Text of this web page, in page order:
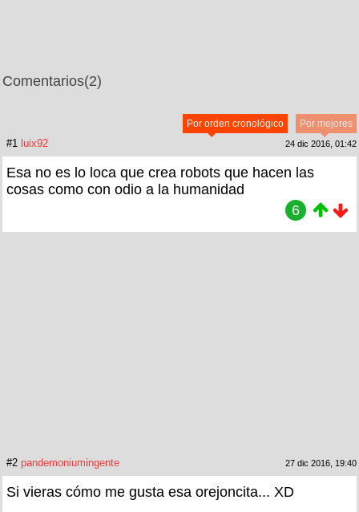
Comentarios(2)
Por mejores
Por orden cronológico
#1 luix92 24 dic 2016, 01:42
Esa no es lo loca que crea robots que hacen las
cosas como con odio a la humanidad
6
#2 pandemoniumingente 27 dic 2016, 19:40
Si vieras cómo me gusta esa orejoncita... XD